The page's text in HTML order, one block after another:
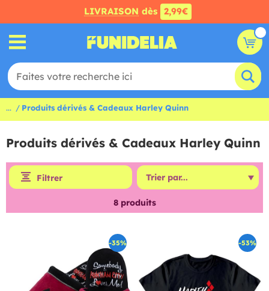
LIVRAISON dès 2,99€
... Produits dérivés & Cadeaux Harley Quinn
Produits dérivés & Cadeaux Harley Quinn
Filtrer
8produits
-35% -53%